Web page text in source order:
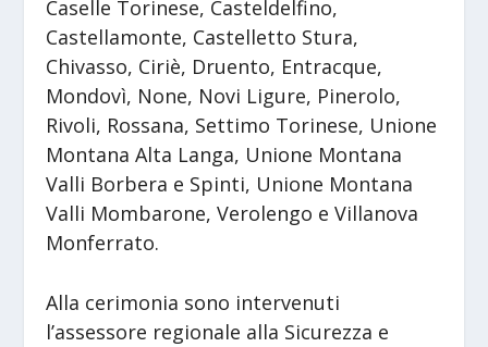
Caselle Torinese, Casteldelfino,
Castellamonte, Castelletto Stura,
Chivasso, Ciriè, Druento, Entracque,
Mondovì, None, Novi Ligure, Pinerolo,
Rivoli, Rossana, Settimo Torinese, Unione
Montana Alta Langa, Unione Montana
Valli Borbera e Spinti, Unione Montana
Valli Mombarone, Verolengo e Villanova
Monferrato.
Alla cerimonia sono intervenuti
l’assessore regionale alla Sicurezza e